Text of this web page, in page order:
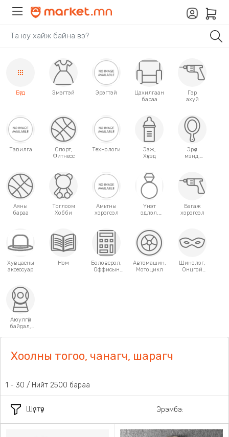
Бүгд Эмэгтэй Эрэгтэй
Цахилгаан
бараа
Гэр
ахуй
Тавилга
Спорт,
Фитнесс
Технологи
Ээж,
Хүүхэд
Эрүүл
мэнд,
Аяны
бараа
Тоглоом
Хобби
Амьтны
хэрэгсэл
Үнэт
эдлэл,
Багаж
хэрэгсэл
Хувцасны
аксессуар
Ном
Боловсрол,
Оффисын
Автомашин,
Мотоцикл
Шинэлэг,
Онцгой
Аюулгүй
байдал,
Хоолны тогоо, чанагч, шарагч
Шүүлтүүр
1 - 30 / Нийт 2500 бараа
Эрэмбэ: